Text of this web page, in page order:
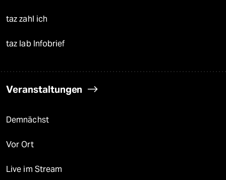
taz zahl ich
taz lab Infobrief
Veranstaltungen
Demnächst
Vor Ort
Live im Stream